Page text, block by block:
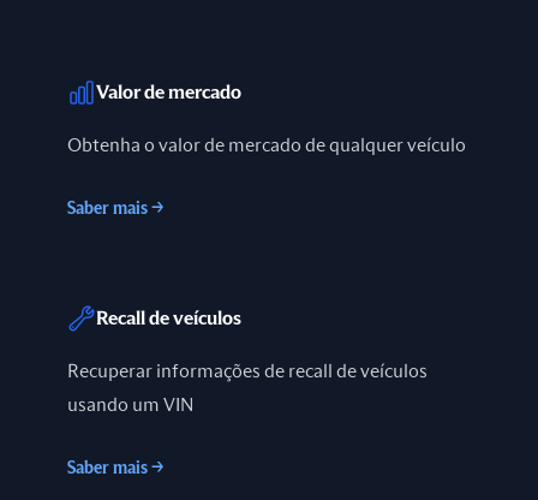
Valor de mercado
Obtenha o valor de mercado de qualquer veículo
Saber mais →
Recall de veículos
Recuperar informações de recall de veículos
usando um VIN
Saber mais →